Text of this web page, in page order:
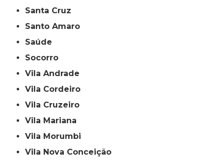
Santa Cruz
Santo Amaro
Saúde
Socorro
Vila Andrade
Vila Cordeiro
Vila Cruzeiro
Vila Mariana
Vila Morumbi
Vila Nova Conceição